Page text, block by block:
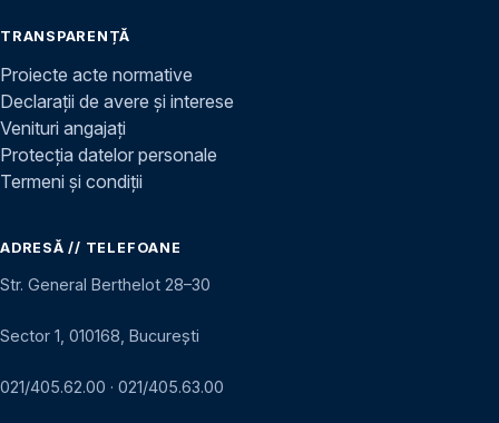
TRANSPARENȚĂ
Proiecte acte normative
Declarații de avere și interese
Venituri angajați
Protecția datelor personale
Termeni și condiții
ADRESĂ // TELEFOANE
Str. General Berthelot 28–30
Sector 1, 010168, București
021/405.62.00 · 021/405.63.00